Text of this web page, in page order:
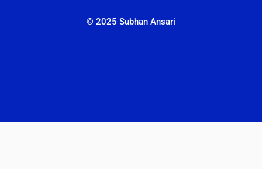
© 2025 Subhan Ansari